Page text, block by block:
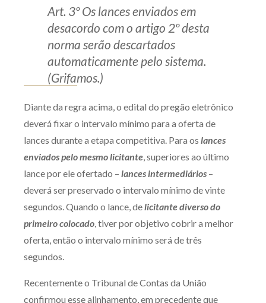
Art. 3º Os lances enviados em
desacordo com o artigo 2º desta
norma serão descartados
automaticamente pelo sistema.
(Grifamos.)
Diante da regra acima, o edital do pregão eletrônico
deverá fixar o intervalo mínimo para a oferta de
lances durante a etapa competitiva. Para os lances
enviados pelo mesmo licitante, superiores ao último
lance por ele ofertado – lances intermediários –
deverá ser preservado o intervalo mínimo de vinte
segundos. Quando o lance, delicitante diverso do
primeiro colocado, tiver por objetivo cobrir a melhor
oferta, então o intervalo mínimo será de três
segundos.
Recentemente o Tribunal de Contas da União
confirmou esse alinhamento, em precedente que